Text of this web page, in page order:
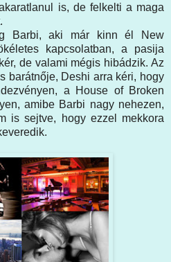
is, de felkelti a maga
Barbi, aki már kinn él New
kapcsolatban, a pasija
de valami mégis hibádzik. Az
barátnője, Deshi arra kéri, hogy
a House of Broken
amibe Barbi nagy nehezen,
is sejtve, hogy ezzel mekkora